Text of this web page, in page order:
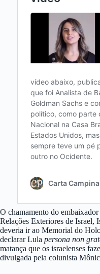
O chamamento do
Relações Exteriores de Israel,
deveria ir ao Memorial do
declarar Lula persona non
matança que os israelenses
divulgada pela colunista